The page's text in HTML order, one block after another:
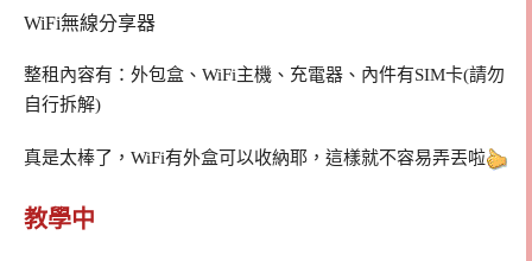
WiFi無線分享器
整租內容有：外包盒、WiFi主機、充電器、內件有SIM卡(請勿
自行拆解)
真是太棒了，WiFi有外盒可以收納耶，這樣就不容易弄丟啦
教學中